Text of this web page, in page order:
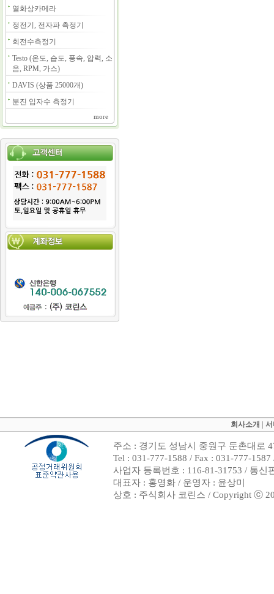
열화상카메라
정전기, 전자파 측정기
회전수측정기
Testo (온도, 습도, 풍속, 압력, 소
음, RPM, 가스)
DAVIS (상품 25000개)
분진 입자수 측정기
more
회사소개
주소 : 경기도 성남시 중원구 둔촌대로
Tel : 031-777-1588 / Fax : 031-777-
사업자 등록번호 : 116-81-31753 / 통신
대표자 : 홍영화 / 운영자 : 윤상미
상호 : 주식회사 코린스 / Copyright ⓒ